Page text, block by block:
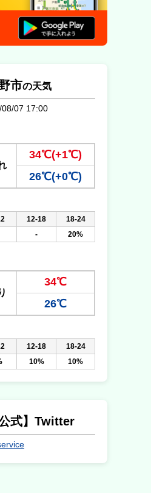
有料登録ユーザー限定
IC間所要時間
所要時間を
市の天気
07 17:00
34℃(+1℃)
26℃(+0℃)
12-18
18-24
- 20%
34℃
26℃
12-18
18-24
10% 10%
式】Twitter